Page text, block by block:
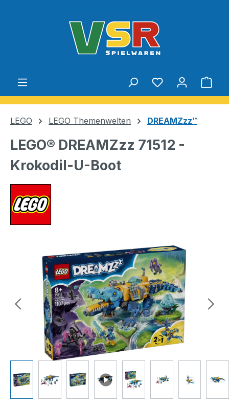
Du hast 0
LEGO LEGO Themenwelten DREAMZzz™
LEGO® DREAMZzz 71512 -
Krokodil-U-Boot
Bildergalerie überspringen